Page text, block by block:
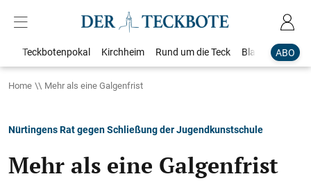
ABO
Teckbotenpokal Kirchheim Rund um die Teck Blaulicht
Home Mehr als eine Galgenfrist
Nürtingens Rat gegen Schließung der Jugendkunstschule
Mehr als eine Galgenfrist